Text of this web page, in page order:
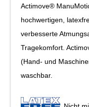
Actimove®
hochwertigen,
verbesserte
Tragekomfort.
(Hand- und
waschbar.